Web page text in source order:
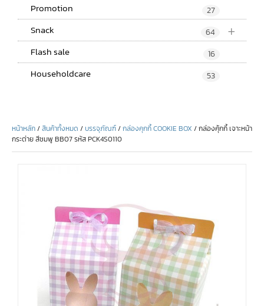
Promotion 27
+
Snack 64
Flash sale 16
Householdcare 53
หน้าหลัก/สินค้าทั้งหมด /บรรจุภัณฑ์/กล่องคุกกี้ COOKIE BOX / กล่องคุ้กกี้ เจาะหน้า
กระต่าย สีชมพู BB07 รหัส PCK4S0110